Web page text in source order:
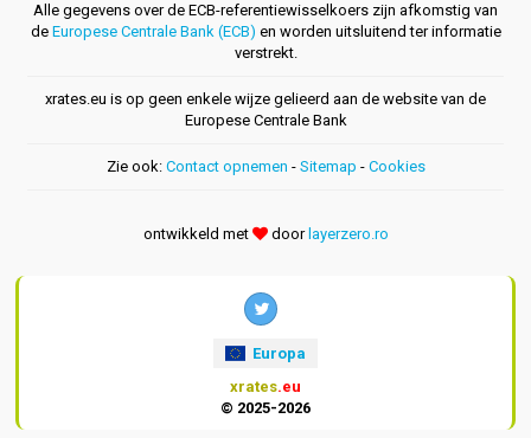
Alle gegevens over de ECB-referentiewisselkoers zijn afkomstig van
de Europese Centrale Bank (ECB) en worden uitsluitend ter informatie
verstrekt.
xrates.eu is op geen enkele wijze gelieerd aan de website van de
Europese Centrale Bank
Zie ook: Contact opnemen - Sitemap - Cookies
ontwikkeld met door layerzero.ro
Europa
xrates.eu
© 2025-2026